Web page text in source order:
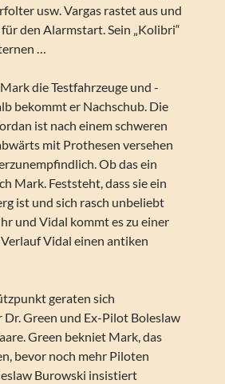
usw. Vargas rastet aus und
den Alarmstart. Sein „Kolibri“
…
die Testfahrzeuge und -
bekommt er Nachschub. Die
ist nach einem schweren
mit Prothesen versehen
Ob das ein
Mark. Feststeht, dass sie ein
ist und sich rasch unbeliebt
und Vidal kommt es zu einer
Vidal einen antiken
geraten sich
Green und Ex-Pilot Boleslaw
Green bekniet Mark, das
bevor noch mehr Piloten
Burowski insistiert